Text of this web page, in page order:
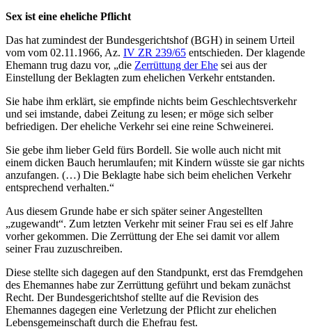
Sex ist eine eheliche Pflicht
Das hat zumindest der Bundesgerichtshof (BGH) in seinem Urteil
vom vom 02.11.1966, Az. IV ZR 239/65 entschieden. Der klagende
Ehemann trug dazu vor, „die Zerrüttung der Ehe sei aus der
Einstellung der Beklagten zum ehelichen Verkehr entstanden.
Sie habe ihm erklärt, sie empfinde nichts beim Geschlechtsverkehr
und sei imstande, dabei Zeitung zu lesen; er möge sich selber
befriedigen. Der eheliche Verkehr sei eine reine Schweinerei.
Sie gebe ihm lieber Geld fürs Bordell. Sie wolle auch nicht mit
einem dicken Bauch herumlaufen; mit Kindern wüsste sie gar nichts
anzufangen. (…) Die Beklagte habe sich beim ehelichen Verkehr
entsprechend verhalten.“
Aus diesem Grunde habe er sich später seiner Angestellten
„zugewandt“. Zum letzten Verkehr mit seiner Frau sei es elf Jahre
vorher gekommen. Die Zerrüttung der Ehe sei damit vor allem
seiner Frau zuzuschreiben.
Diese stellte sich dagegen auf den Standpunkt, erst das Fremdgehen
des Ehemannes habe zur Zerrüttung geführt und bekam zunächst
Recht. Der Bundesgerichtshof stellte auf die Revision des
Ehemannes dagegen eine Verletzung der Pflicht zur ehelichen
Lebensgemeinschaft durch die Ehefrau fest.